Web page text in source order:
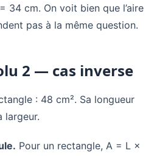
34 cm. On voit bien que l’aire
pas à la même question.
2 — cas inverse
: 48 cm². Sa longueur
largeur.
Pour un rectangle, A = L ×